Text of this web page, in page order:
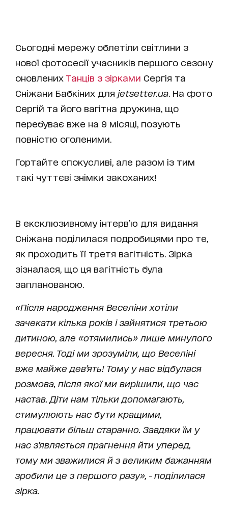
Сьогодні мережу облетіли світлини з
нової фотосесії учасників першого сезону
оновлених Танців з зірками Сергія та
Сніжани Бабкіних для jetsetter.ua . На фото
Сергій та його вагітна дружина, що
перебуває вже на 9 місяці, позують
повністю оголеними.
Гортайте спокусливі, але разом із тим
такі чуттєві знімки закоханих!
В ексклюзивному інтерв’ю для видання
Сніжана поділилася подробицями про те,
як проходить її третя вагітність. Зірка
зізналася, що ця вагітність була
запланованою.
«Після народження Веселіни хотіли
зачекати кілька років і зайнятися третьою
дитиною, але «отямились» лише минулого
вересня. Тоді ми зрозуміли, що Веселіні
вже майже дев’ять! Тому у нас відбулася
розмова, після якої ми вирішили, що час
настав. Діти нам тільки допомагають,
стимулюють нас бути кращими,
працювати більш старанно. Завдяки їм у
нас з’являється прагнення йти уперед,
тому ми зважилися й з великим бажанням
зробили це з першого разу», - поділилася
зірка.